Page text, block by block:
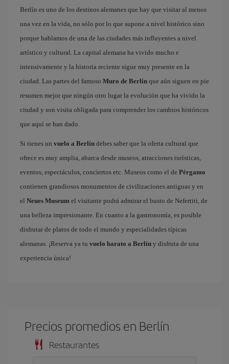
Berlín es uno de los destinos alemanes que hay que visitar al menos
una vez en la vida, no sólo por lo que supone a nivel histórico sino
porque hablamos de una de las ciudades más influyentes a nivel
artístico y cultural. La capital alemana ha vivido mucho e
intensivamente y la historia reciente sigue muy presente en la
ciudad. Las partes del famoso Muro de Berlín que aún siguen en pie
resumen mejor que ningún otro lugar la evolución que ha vivido la
ciudad y son visita obligada para comprender los cambios históricos
que aquí se han dado.
Si tienes un vuelo a Berlín debes saber que la oferta cultural que
ofrece es muy amplia, abarca desde museos, atracciones turísticas,
eventos, espectáculos, conciertos etc. Museos como el de Pérgamo
contienen grandiosos monumentos de civilizaciones antiguas y en
el Neues Museum el visitante podrá admirar el busto de Nefertiti, de
una belleza impresionante. En cuanto a la gastronomía, es posible
disfrutar de platos de todo el mundo y especialidades típicas
alemanas. ¡Reserva ya tu vuelo barato a Berlín y disfruta de una
experiencia única!
Precios promedios en Berlín
Restaurantes